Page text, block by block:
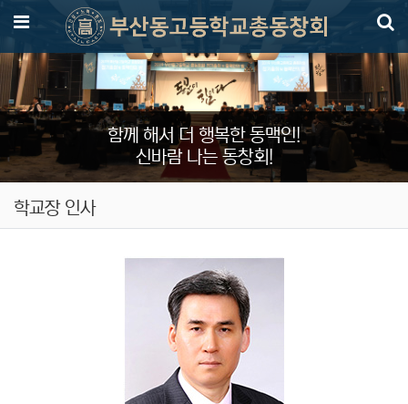
함께 해서 더 행복한 동맥인!
신바람 나는 동창회!
메뉴
학교장 인사